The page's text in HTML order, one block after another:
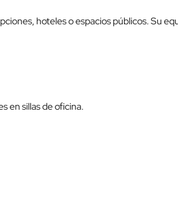
hoteles o espacios públicos. Su
ensillas de oficina.